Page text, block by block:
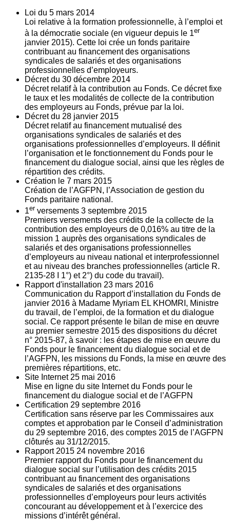
Loi du 5 mars 2014
Loi relative à la formation professionnelle, à l’emploi et
à la démocratie sociale (en vigueur depuis le 1er
janvier 2015). Cette loi crée un fonds paritaire
contribuant au financement des organisations
syndicales de salariés et des organisations
professionnelles d’employeurs.
Décret du 30 décembre 2014
Décret relatif à la contribution au Fonds. Ce décret fixe
le taux et les modalités de collecte de la contribution
des employeurs au Fonds, prévue par la loi.
Décret du 28 janvier 2015
Décret relatif au financement mutualisé des
organisations syndicales de salariés et des
organisations professionnelles d’employeurs. Il définit
l’organisation et le fonctionnement du Fonds pour le
financement du dialogue social, ainsi que les règles de
répartition des crédits.
Création le 7 mars 2015
Création de l’AGFPN, l’Association de gestion du
Fonds paritaire national.
1er versements 3 septembre 2015
Premiers versements des crédits de la collecte de la
contribution des employeurs de 0,016% au titre de la
mission 1 auprès des organisations syndicales de
salariés et des organisations professionnelles
d’employeurs au niveau national et interprofessionnel
et au niveau des branches professionnelles (article R.
2135‐28 I 1°) et 2°) du code du travail).
Rapport d'installation 23 mars 2016
Communication du Rapport d’installation du Fonds de
janvier 2016 à Madame Myriam EL KHOMRI, Ministre
du travail, de l’emploi, de la formation et du dialogue
social. Ce rapport présente le bilan de mise en œuvre
au premier semestre 2015 des dispositions du décret
n° 2015-87, à savoir : les étapes de mise en œuvre du
Fonds pour le financement du dialogue social et de
l’AGFPN, les missions du Fonds, la mise en œuvre des
premières répartitions, etc.
Site Internet 25 mai 2016
Mise en ligne du site Internet du Fonds pour le
financement du dialogue social et de l’AGFPN
Certification 29 septembre 2016
Certification sans réserve par les Commissaires aux
comptes et approbation par le Conseil d’administration
du 29 septembre 2016, des comptes 2015 de l’AGFPN
clôturés au 31/12/2015.
Rapport 2015 24 novembre 2016
Premier rapport du Fonds pour le financement du
dialogue social sur l’utilisation des crédits 2015
contribuant au financement des organisations
syndicales de salariés et des organisations
professionnelles d’employeurs pour leurs activités
concourant au développement et à l’exercice des
missions d’intérêt général.